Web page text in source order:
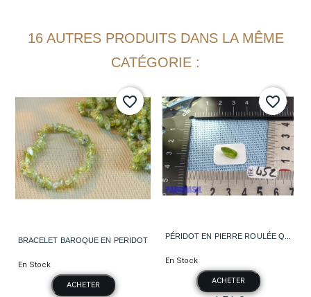
16 AUTRES PRODUITS DANS LA MÊME
CATÉGORIE :
BRACELET BAROQUE EN PERIDOT
En Stock
ACHETER
favorite_border
PÉRIDOT EN PIERRE ROULÉE Q...
En Stock
ACHETER
favorite_border